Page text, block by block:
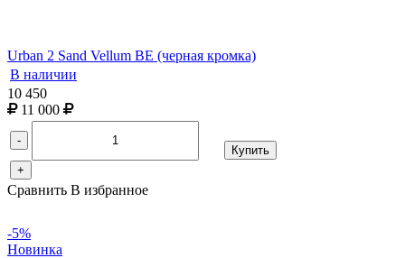
Urban 2 Sand Vellum BE (черная кромка)
В наличии
10 450
11 000
-
+
Купить
Сравнить В избранное
-5%
Новинка